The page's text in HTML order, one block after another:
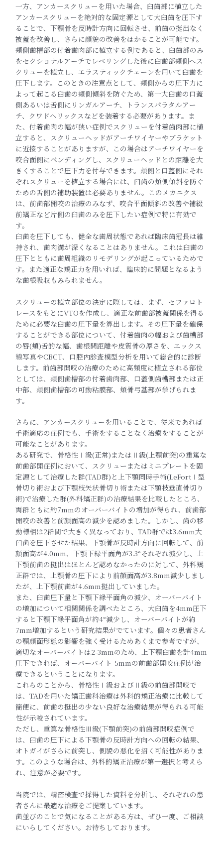
一方、アンカースクリューを用いた場合、臼歯部に植立した
アンカ ースクリューを絶対的な固定源として大臼歯を圧下す
ることで、下顎骨を反時計方向に回転させ、前歯の挺出なく
被蓋を改善し、さ らに顔貌の改善をはかることが可能です。
頬側歯槽部の付着歯肉部に植立する例であると、臼歯部のみ
をセクショナルアーチでレベリ ングした後に臼歯部頬側へス
クリューを植立し、エラスティックチェーンを用いて臼歯を
圧下します。このときの注意点として、頬側からの圧下力に
よって起こる臼歯の頬側傾斜を防ぐため、第一大臼歯の口蓋
側あるいは舌側にリンガルアーチ、トランスパラタルアー
チ、クワドヘリックスなどを装着する必要があります。ま
た、付着歯肉の幅が狭い症例でスクリューを付着歯肉部に植
立すると、スク リューヘッドがアーチワイヤーやブラケット
に近接することがあり ますが、この場合はアーチワイヤーを
咬合面側にベンディングし、 スクリューヘッドとの距離を大
きくすることで圧下力を付与できます。頬側と口蓋側にそれ
ぞれスクリューを植立する場合には、臼歯の頬側傾斜を防ぐ
ための舌側の補助装置は必要ありません。このメ カニクス
は、前歯部開咬の治療のみなず、咬合平面傾斜の改善や補綴
前矯正など片側の臼歯のみを圧下したい症例で特に有効で
す。
臼歯を圧下しても、健全な歯周状態であれば臨床歯冠長は維
持され、歯肉溝が深くなることはありません。これは臼歯の
圧下とともに歯周組織のリモデリングが起こっているためで
す。 また適正な矯正力を用いれば、臨床的に問題となるよう
な歯根吸収 もみられません。
スクリューの植立部位の決定に際しては、まず、セファロト
レース をもとにVTOを作成し、適正な前歯部被蓋関係を得る
ために必要な臼歯の圧下量を算出します。 その圧下量を確保
することができる部位について、付着歯肉の幅および歯槽部
の唇(頬)舌的な幅、歯根間距離や皮質骨の厚さを、 エックス
線写真やCBCT、口腔内診査模型分析を用いて総合的に診断
します。前歯部開咬の治療のために高頻度に植立される部位
と しては、頬側歯槽部の付着歯肉部、口蓋側歯槽部または正
中部、頬側歯槽部の可動粘膜部、頬骨弓基部が挙げられま
す。
さらに、アンカースクリューを用いることで、従来であれば
手術適応の症例でも、手術をすることなく治療をすることが
可能なことがあります。
ある研究で、骨格性Ⅰ級(正常)またはⅡ級(上顎前突)の重篤な
前歯部開症例において、スクリューまたはミニプレートを固
定源と して治療した群(TAD群)と上下顎同時手術(LeFortⅠ型
骨切り術および下顎枝矢状骨切り術または下顎枝垂直骨切り
術)で治療した群(外科矯正群)の治療結果を比較したところ、
両群とも に約7mmのオーバーバイトの増加が得られ、前歯部
開咬の改善と前顔面高の減少を認めました。しかし、歯の移
動様相は2群間で大きく異なっており、TAD群では3.6mm大
臼歯を圧下させた結果、下顎骨が反時計方向に回転して、前
顔面高が4.0mm、下顎下緑平面角が3.3°それぞれ減少し、上
下顎前歯の挺出はほ とんど認めなかったのに対して、外科矯
正群では、上顎骨の圧下により前顔面高が3.8mm減少しまし
たが、上下顎前歯が4.6mm挺出していました。
また、臼歯圧下量と下顎下縁平面角の減少、オーバーバイト
の増加について相関関係を調べたところ、大臼歯を4mm圧下
すると下顎下縁平面角が約4°減少し、オーバーバイトが約
7mm増加すると いう研究結果がでています。個々の患者さん
の顎顔面形態の影響を強く受けるためあくまで参考ですが、
適切なオーバーバイトは2-3mmのため、上下顎臼歯を計4mm
圧下できれば、オーバーバイト-5mmの前歯部開咬症例が治
療できるということになります。
これらのことから、骨格性Ⅰ級およびⅡ級の前歯部開咬で
は、TADを用いた矯正歯科治療は外科的矯正治療に比較して
簡便に、前歯の挺出の少ない良好な治療結果が得られる可能
性が示唆されています。
ただし、重篤な骨格性Ⅲ級(下顎前突)の前歯部開咬症例で
は、臼歯の圧下による下顎骨の反時計方向への回転の結果、
オトガイがさ らに前突し、側貌の悪化を招く可能性がありま
す。このような場合は、外科的矯正治療が第一選択と考えら
れ、注意が必要です。
当院では、精密検査で採得した資料を分析し、それぞれの患
者さんに最適な治療をご提案しています。
歯並びのことで気になることがある方は、ぜひ一度、ご相談
にいら してください。お待ちしております。